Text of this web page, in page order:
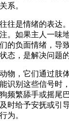
系。
往是情绪的表达
。如果主人一味
的负面情绪，导
态，是解决问题的
物，它们通过肢
识别这些信号时
频繁舔手或摇尾
时给予安抚或引
为。